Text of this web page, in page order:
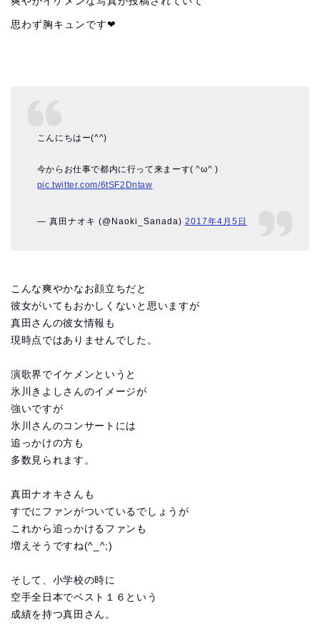
思わず胸キュンです❤︎
こんにちはー(^^)
今からお仕事で都内に行って来まーす( ^ω^ )
pic.twitter.com/6tSF2Dntaw
— 真田ナオキ (@Naoki_Sanada) 2017年4月5日
こんな爽やかなお顔立ちだと
彼女がいてもおかしくないと思いますが
真田さんの彼女情報も
現時点ではありませんでした。
演歌界でイケメンというと
氷川きよしさんのイメージが
強いですが
氷川さんのコンサートには
追っかけの方も
多数見られます。
真田ナオキさんも
すでにファンがついているでしょうが
これから追っかけるファンも
増えそうですね(^_^;)
そして、小学校の時に
空手全日本でベスト１６という
成績を持つ真田さん。